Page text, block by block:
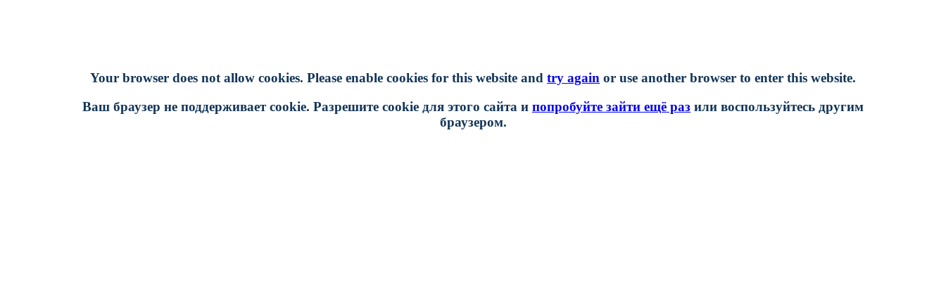
Your browser does not allow cookies. Please enable cookies for this website and try again or use another browser to enter this website.
Ваш браузер не поддерживает cookie. Разрешите cookie для этого сайта и попробуйте зайти ещё раз или воспользуйтесь другим
браузером.